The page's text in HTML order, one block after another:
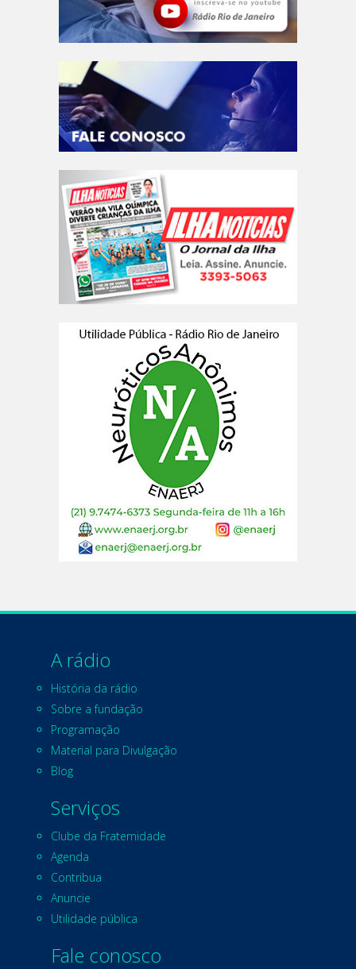
A rádio
História da rádio
Sobre a fundação
Programação
Material para Divulgação
Blog
Serviços
Clube da Fraternidade
Agenda
Contribua
Anuncie
Utilidade pública
Fale conosco